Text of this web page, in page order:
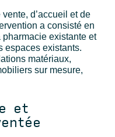
vente, d’accueil et de
a consisté en
pharmacie existante et
espaces existants.
matériaux,
sur mesure,
et